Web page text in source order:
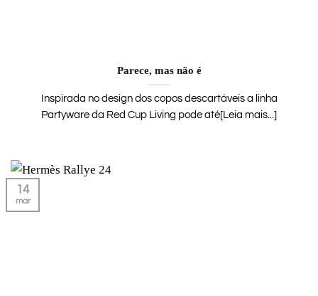
Parece, mas não é
Inspirada no design dos copos descartáveis a linha
Partyware da Red Cup Living pode até[Leia mais...]
14
mar